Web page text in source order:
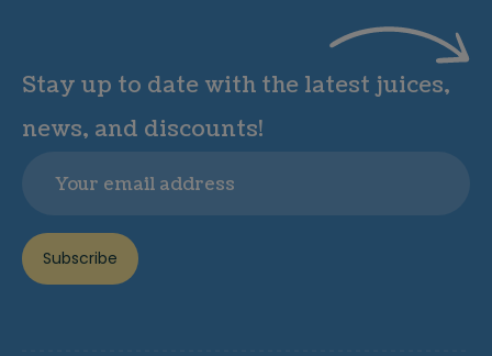
Stay up to date with the latest juices,
news, and discounts!
Subscribe